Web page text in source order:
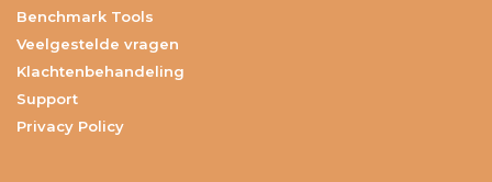
Benchmark Tools
Veelgestelde vragen
Klachtenbehandeling
Support
Privacy Policy